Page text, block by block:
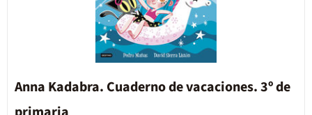
Anna Kadabra. Cuaderno de vacaciones. 3º de